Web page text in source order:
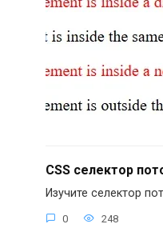
CSS селектор
Изучите селектор
0 248